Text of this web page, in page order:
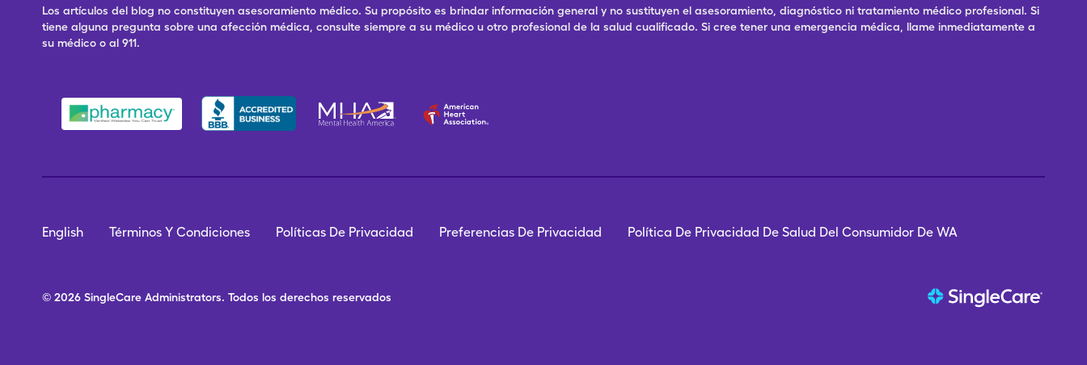
Los artículos del blog no constituyen asesoramiento médico. Su propósito es brindar información general y no sustituyen el asesoramiento, diagnóstico ni tratamiento médico profesional. Si
tiene alguna pregunta sobre una afección médica, consulte siempre a su médico u otro profesional de la salud cualificado. Si cree tener una emergencia médica, llame inmediatamente a
su médico o al 911.
English Términos Y Condiciones Políticas De Privacidad Preferencias De Privacidad Política De Privacidad De Salud Del Consumidor De WA
© 2026 SingleCare Administrators. Todos los derechos reservados